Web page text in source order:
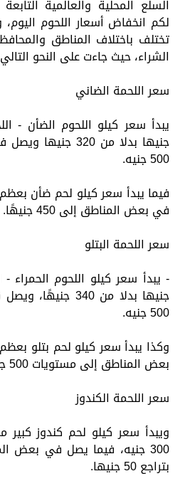
السلع المحلية والعالمية
لكم انخفاض أسعار اللحوم
تختلف باختلاف المناطق
الشراء، حيث جاءت على النحو
سعر اللحمة الضاني
جنيها بدلا من 320
500 جنيه.
في بعض المناطق إلى 450 جنيهًا.
سعر اللحمة البتلو
جنيها بدلا من 340
500 جنيه.
بعض المناطق إلى مستويات 500 جنيه.
سعر اللحمة الكندوز
بتراجع 50 جنيها.